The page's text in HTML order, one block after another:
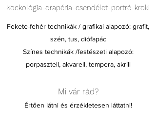
Kockológia-drapéria-csendélet-portré-kroki
Fekete-fehér technikák / grafikai alapozó: grafit,
szén, tus, diófapác
Színes technikák /festészeti alapozó:
porpasztell, akvarell, tempera, akrill
Mi vár rád?
Értően látni és érzékletesen láttatni!